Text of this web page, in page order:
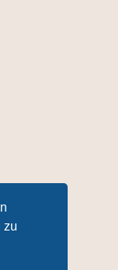
zu